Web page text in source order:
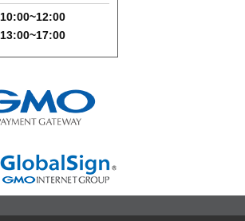
10:00~12:00
13:00~17:00